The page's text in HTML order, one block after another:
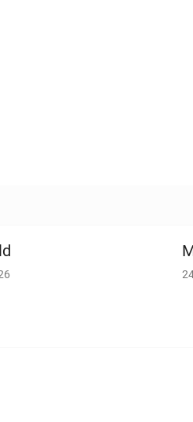
obchodu je 5 z 5 hvězdiček.